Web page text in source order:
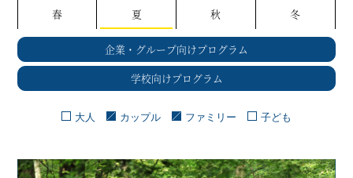
春 夏 秋 冬
企業・グループ向けプログラム
学校向けプログラム
大人 カップル ファミリー 子ども